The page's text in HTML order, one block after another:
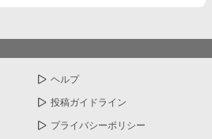
ヘルプ
投稿ガイドライン
プライバシーポリシー